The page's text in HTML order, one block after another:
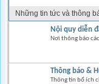
Những tin tức và thông
Nội quy diễn
Nơi thông báo
Thông báo &
Thông tin bổ ích